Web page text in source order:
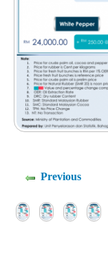
Previous